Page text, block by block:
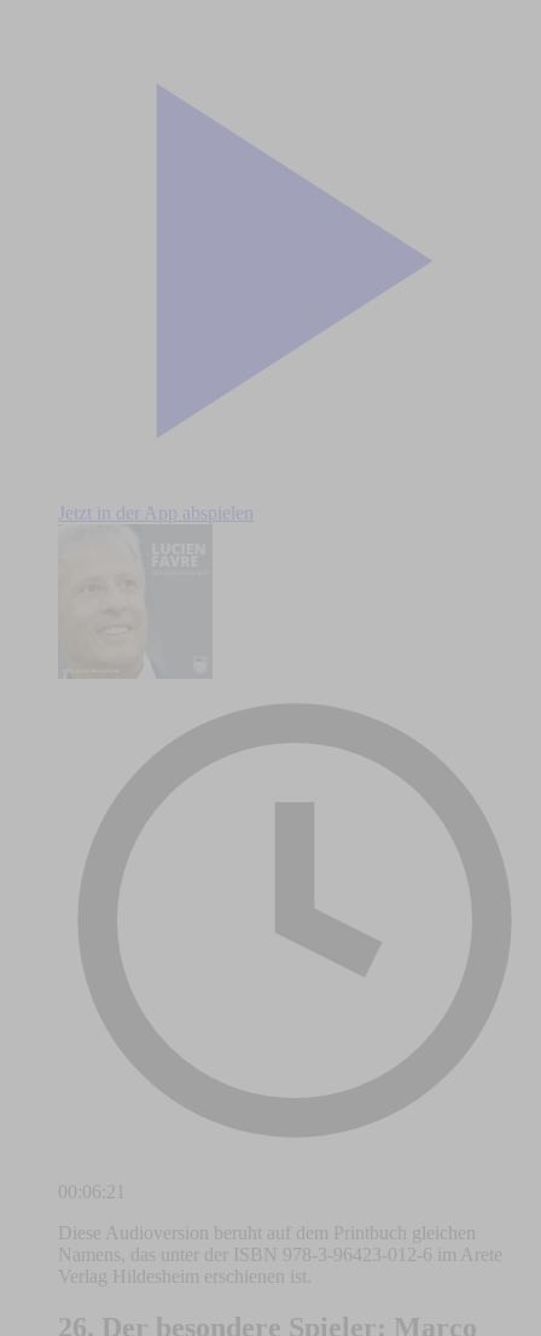
Jetzt in der App abspielen
00:06:21
Diese Audioversion beruht auf dem Printbuch gleichen
Namens, das unter der ISBN 978-3-96423-012-6 im Arete
Verlag Hildesheim erschienen ist.
26. Der besondere Spieler: Marco